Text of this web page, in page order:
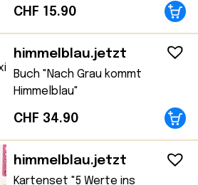
CHF 15.90
himmelblau.jetzt
Buch "Nach Grau kommt
Himmelblau"
CHF 34.90
himmelblau.jetzt
Kartenset "5 Werte ins